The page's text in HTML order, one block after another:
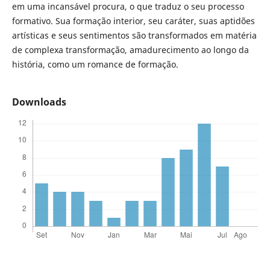
em uma incansável procura, o que traduz o seu processo
formativo. Sua formação interior, seu caráter, suas aptidões
artísticas e seus sentimentos são transformados em matéria
de complexa transformação, amadurecimento ao longo da
história, como um romance de formação.
Downloads